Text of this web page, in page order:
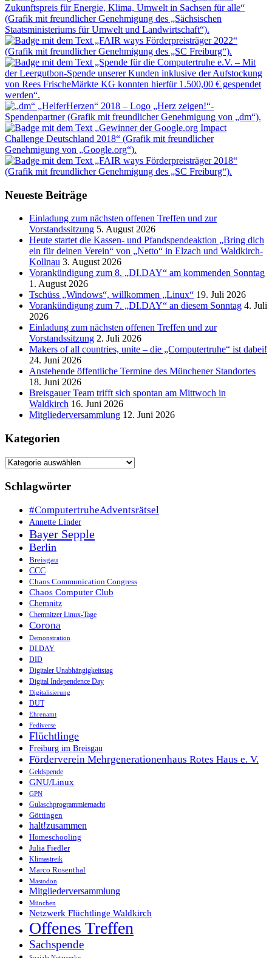
Neueste Beiträge
Einladung zum nächsten offenen Treffen und zur
Vorstandssitzung 5. August 2026
Heute startet die Kassen- und Pfandspendeaktion „Bring dich
ein für deinen Verein“ von „Netto“ in Elzach und Waldkirch-
Kollnau 3. August 2026
Vorankündigung zum 8. „DI.DAY“ am kommenden Sonntag
1. August 2026
Tschüss „Windows“, willkommen „Linux“ 19. Juli 2026
Vorankündigung zum 7. „DI.DAY“ an diesem Sonntag 4. Juli
2026
Einladung zum nächsten offenen Treffen und zur
Vorstandssitzung 2. Juli 2026
Makers of all countries, unite – die „Computertruhe“ ist dabei!
24. Juni 2026
Anstehende öffentliche Termine des Münchener Standortes
18. Juni 2026
Breisgauer Team trifft sich spontan am Mittwoch in
Waldkirch 16. Juni 2026
Mitgliederversammlung 12. Juni 2026
Kategorien
Kategorien
Schlagwörter
#ComputertruheAdventsrätsel
Annette Linder
Bayer Sepple
Berlin
Breisgau
CCC
Chaos Communication Congress
Chaos Computer Club
Chemnitz
Chemnitzer Linux-Tage
Corona
Demonstration
DI.DAY
DID
Digitaler Unabhängigkeitstag
Digital Independence Day
Digitalisierung
DUT
Ehrenamt
Fediverse
Flüchtlinge
Freiburg im Breisgau
Förderverein Mehrgenerationenhaus Rotes Haus e. V.
Geldspende
GNU/Linux
GPN
Gulaschprogrammiernacht
Göttingen
halt!zusammen
Homeschooling
Julia Fiedler
Klimastreik
Marco Rosenthal
Mastodon
Mitgliederversammlung
München
Netzwerk Flüchtlinge Waldkirch
Offenes Treffen
Sachspende